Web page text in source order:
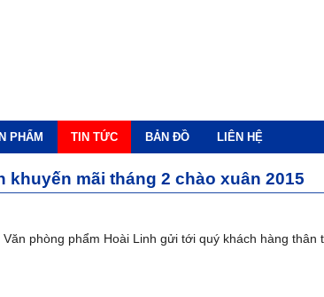
PHẨM TIN TỨC BẢN ĐỒ LIÊN HỆ
khuyến mãi tháng 2 chào xuân 2015
Văn phòng phẩm Hoài Linh gửi tới quý khách hàng